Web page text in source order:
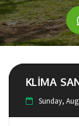
KLIMA
Sunday,